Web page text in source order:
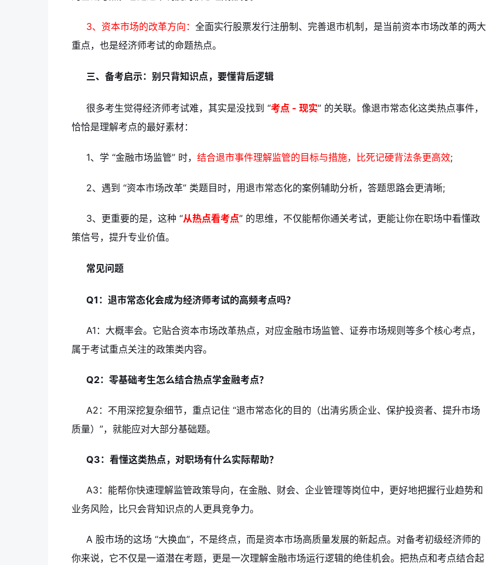
3、资本市场的改革方向： 全面实行股票发行注册制、完善退市机制，是当前资本市场改革的两大
重点，也是经济师考试的命题热点。
三、备考启示：别只背知识点，要懂背后逻辑
很多考生觉得经济师考试难，其实是没找到 “考点 - 现实” 的关联。像退市常态化这类热点事件，
恰恰是理解考点的最好素材：
1、学 “金融市场监管” 时， 结合退市事件理解监管的目标与措施，比死记硬背法条更高效;
2、遇到 “资本市场改革” 类题目时，用退市常态化的案例辅助分析，答题思路会更清晰;
3、更重要的是，这种 “从热点看考点” 的思维，不仅能帮你通关考试，更能让你在职场中看懂政
策信号，提升专业价值。
常见问题
Q1：退市常态化会成为经济师考试的高频考点吗？
A1：大概率会。它贴合资本市场改革热点，对应金融市场监管、证券市场规则等多个核心考点，
属于考试重点关注的政策类内容。
Q2：零基础考生怎么结合热点学金融考点？
A2：不用深挖复杂细节，重点记住 “退市常态化的目的（出清劣质企业、保护投资者、提升市场
质量）”，就能应对大部分基础题。
Q3：看懂这类热点，对职场有什么实际帮助？
A3：能帮你快速理解监管政策导向，在金融、财会、企业管理等岗位中，更好地把握行业趋势和
业务风险，比只会背知识点的人更具竞争力。
A 股市场的这场 “大换血”，不是终点，而是资本市场高质量发展的新起点。对备考初级经济师的
你来说，它不仅是一道潜在考题，更是一次理解金融市场运行逻辑的绝佳机会。把热点和考点结合起